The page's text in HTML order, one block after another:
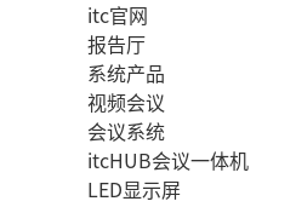
itc官网
报告厅
系统产品
视频会议
会议系统
itcHUB会议一体机
LED显示屏